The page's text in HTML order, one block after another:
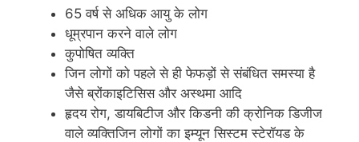
65 वर्ष से अधिक आयु के लोग
धूम्रपान करने वाले लोग
कुपोषित व्यक्ति
जिन लोगों को पहले से ही फेफड़ों से संबंधित समस्या है
जैसे ब्रोंकाइटिसिस और अस्थमा आदि
हृदय रोग, डायबिटीज और किडनी की क्रोनिक डिजीज
वाले व्यक्तिजिन लोगों का इम्यून सिस्टम स्टेरॉयड के